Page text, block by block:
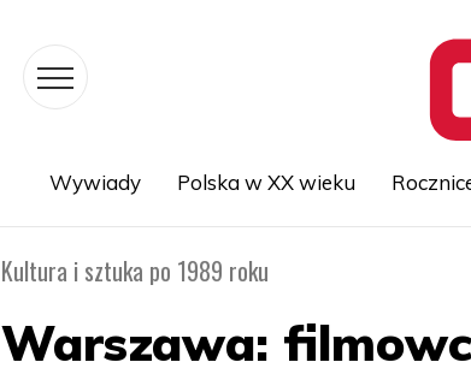
Wywiady Polska w XX wieku
Kultura i sztuka po 1989 roku
Warszawa: